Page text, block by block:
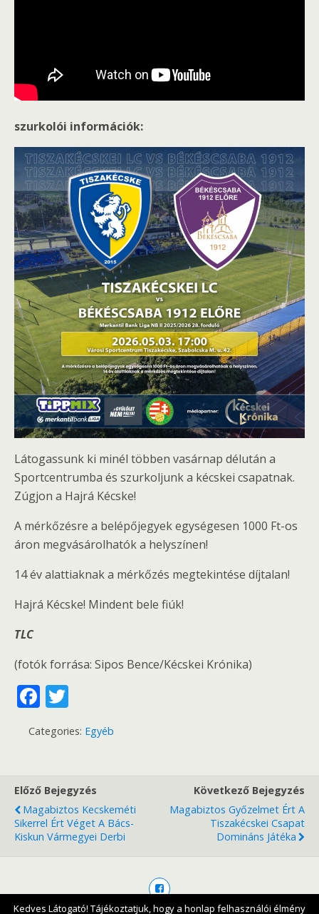
szurkolói információk:
Látogassunk ki minél többen vasárnap délután a
Sportcentrumba és szurkoljunk a kécskei csapatnak.
Zúgjon a Hajrá Kécske!
A mérkőzésre a belépőjegyek egységesen 1000 Ft-os
áron megvásárolhatók a helyszínen!
14 év alattiaknak a mérkőzés megtekintése díjtalan!
Hajrá Kécske! Mindent bele fiúk!
TLC
(fotók forrása: Sipos Bence/Kécskei Krónika)
F
e
o
o
k
itt
Categories: Egyéb
Előző Bejegyzés
Magabiztos Kecskeméti
Sikerrel Ért Véget A Bács-
Kiskun Vármegyei Derbi
Következő Bejegyzés
Magabiztos Győzelmet Ért A
Tiszakécskei Csapat
Domináns Játéka
Kedves Látogató! Tájékoztatjuk, hogy a honlap felhasználói élmény